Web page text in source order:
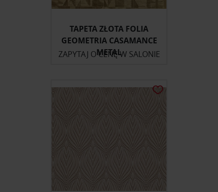
TAPETA ZŁOTA FOLIA
GEOMETRIA CASAMANCE
METAL
ZAPYTAJ O CENĘ W SALONIE